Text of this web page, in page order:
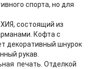
спорта, но для
состоящий из
Кофта с
декоративный шнурок
рукав.
печать. Отделкой